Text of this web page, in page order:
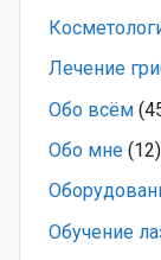
Лечение
Обо всём
Обо мне (12)
Обучение